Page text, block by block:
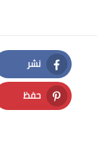
نشر
Facebook
حفظ
Pinterest